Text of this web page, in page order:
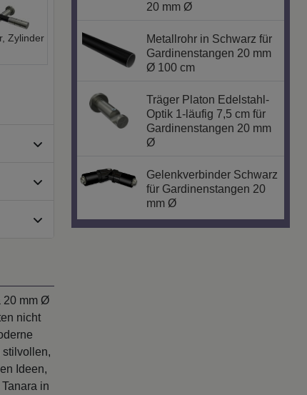
Zylinder
20 mm Ø
nicht
stilvollen,
Ideen,
in
20 mm Ø
Metallrohr in Schwarz für
Gardinenstangen 20 mm
Ø 100 cm
Träger Platon Edelstahl-
Optik 1-läufig 7,5 cm für
Gardinenstangen 20 mm
Ø
Gelenkverbinder Schwarz
für Gardinenstangen 20
mm Ø